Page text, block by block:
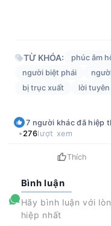
TỪ KHÓA: phúc âm
người biệt phái
bị trục xuất
lời
7 người khác đã hiệp
276lượt xem
Thích
Bình luận
Hãy bình luận với
hiệp nhất